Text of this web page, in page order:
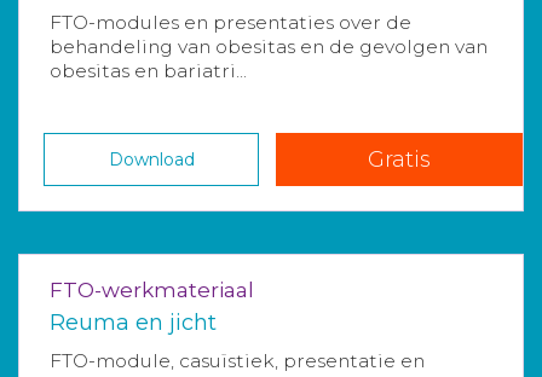
FTO-modules en presentaties over de
behandeling van obesitas en de gevolgen van
obesitas en bariatri...
Download Gratis
FTO-werkmateriaal
Reuma en jicht
FTO-module, casuïstiek, presentatie en